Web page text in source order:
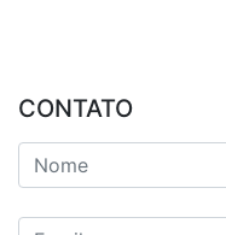
CONTATO